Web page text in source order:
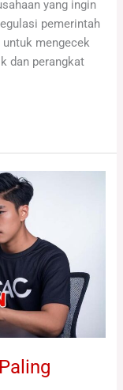
yang ingin
pemerintah
mengecek
dan perangkat